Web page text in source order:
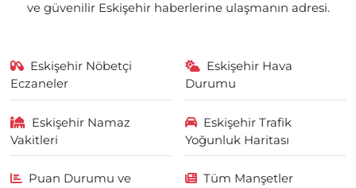
ve güvenilir Eskişehir haberlerine ulaşmanın adresi.
Eskişehir Nöbetçi
Eczaneler
Eskişehir Hava
Durumu
Eskişehir Namaz
Vakitleri
Eskişehir Trafik
Yoğunluk Haritası
Puan Durumu ve
Tüm Manşetler